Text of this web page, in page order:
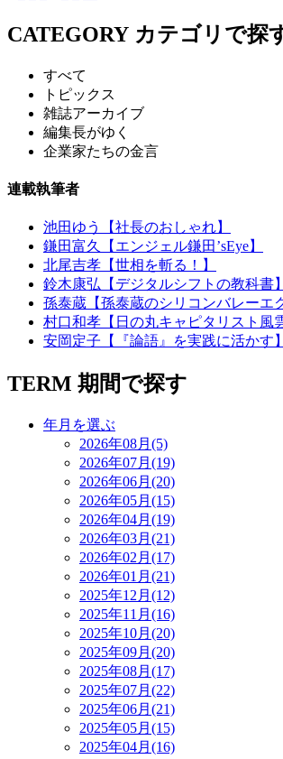
CATEGORY カテゴリで探
すべて
トピックス
雑誌アーカイブ
編集長がゆく
企業家たちの金言
連載執筆者
池田ゆう【社長のおしゃれ】
鎌田富久【エンジェル鎌田’sEye】
北尾吉孝【世相を斬る！】
鈴木康弘【デジタルシフトの教科書】
孫泰蔵【孫泰蔵のシリコンバレーエ
村口和孝【日の丸キャピタリスト風
安岡定子【『論語』を実践に活かす】
TERM 期間で探す
年月を選ぶ
2026年08月(5)
2026年07月(19)
2026年06月(20)
2026年05月(15)
2026年04月(19)
2026年03月(21)
2026年02月(17)
2026年01月(21)
2025年12月(12)
2025年11月(16)
2025年10月(20)
2025年09月(20)
2025年08月(17)
2025年07月(22)
2025年06月(21)
2025年05月(15)
2025年04月(16)